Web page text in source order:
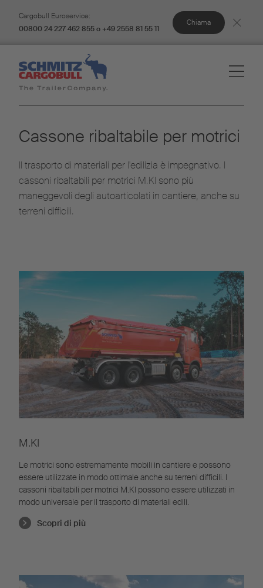
Cargobull Euroservice:
00800 24 227 462 855 o +49 2558 81 55 11
Chiama
Cassone ribaltabile per motrici
Il trasporto di materiali per l'edilizia è impegnativo. I
cassoni ribaltabili per motrici M.KI sono più
maneggevoli degli autoarticolati in cantiere, anche su
terreni difficili.
M.KI
Le motrici sono estremamente mobili in cantiere e possono
essere utilizzate in modo ottimale anche su terreni difficili. I
cassoni ribaltabili per motrici M.KI possono essere utilizzati in
modo universale per il trasporto di materiali edili.
Scopri di più